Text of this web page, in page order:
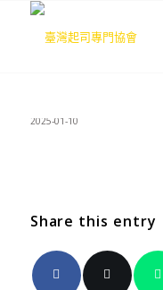
2025-01-10
Share this entry